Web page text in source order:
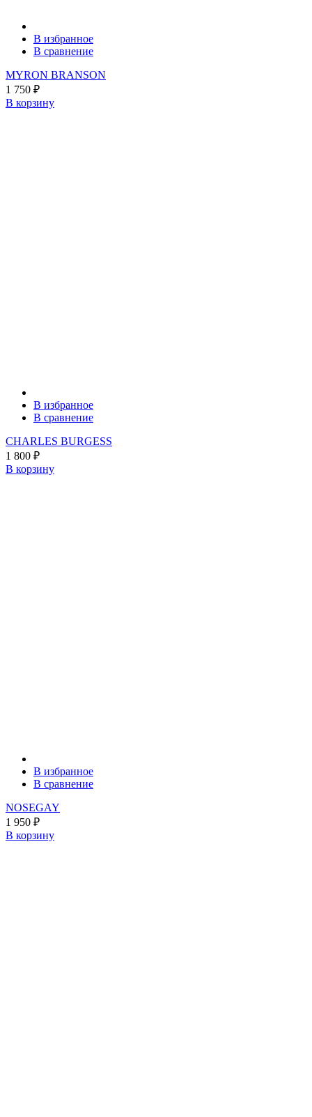
В избранное
В сравнение
MYRON BRANSON
1 750 ₽
В корзину
В избранное
В сравнение
CHARLES BURGESS
1 800 ₽
В корзину
В избранное
В сравнение
NOSEGAY
1 950 ₽
В корзину